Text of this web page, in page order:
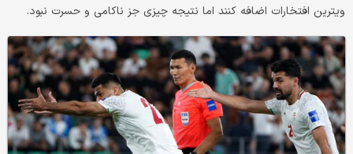
ویترین افتخارات اضافه کنند اما نتیجه چیزی جز ناکامی و حسرت نبود.